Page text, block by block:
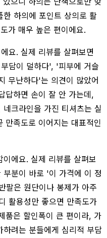
하의에 포인트 상의로 활
가 매우 높은 편이에요.
요. 실제 리뷰를 살펴보면
담이 덜하다', '피부에 거슬
무난하다'는 의견이 많았어
답하면 손이 잘 안 가는데,
크라인을 가진 티셔츠는 실
만족도로 이어지는 대표적인
에요. 실제 리뷰를 살펴보
부분이 바로 '이 가격에 이 정
팔은 원단이나 봉제가 아주
활용성만 좋으면 만족도가
품은 할인폭이 큰 편이라, 가
려는 분들에게 심리적 부담